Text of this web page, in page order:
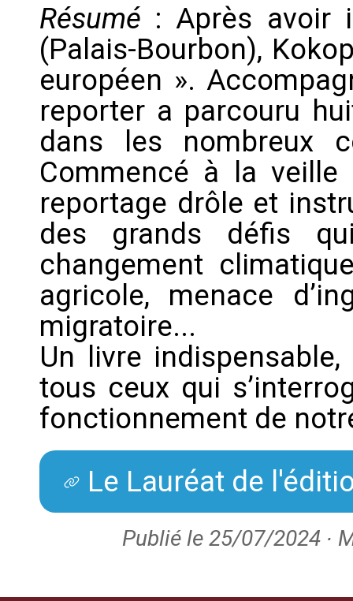
Résumé : Après avoir
(Palais-Bourbon),
européen ».
reporter a parcouru
dans les nombreux
Commencé à la
reportage drôle et
des grands défis
changement
agricole, menace
migratoire...
Un livre
tous ceux qui
fonctionnement de
Le Lauréat de
Publié le 25/07/2024 ∙